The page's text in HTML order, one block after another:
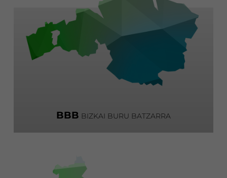
BBB BIZKAI BURU BATZARRA